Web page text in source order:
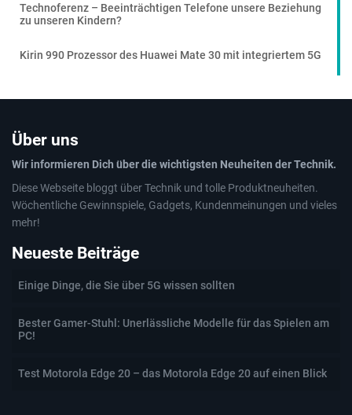
Technoferenz – Beeinträchtigen Telefone unsere Beziehung
zu unseren Kindern?
Kirin 990 Prozessor des Huawei Mate 30 mit integriertem 5G
Über uns
Wir informieren Dich über die wichtigsten Neuheiten der Technik.
Diese Webseite bloggt über Technik und tolle Produktneuheiten.
Wöchentliche Gewinnspiele, Gadgets, Kundenmeinungen und vieles
mehr!
Neueste Beiträge
Einige Dinge, die Sie über 5G wissen sollten
Bester Gamer-Stuhl: Unerlässliche Modelle für das Spielen am
PC!
Test Motorola Edge 20 – das Motorola Edge 20 auf einen Blick